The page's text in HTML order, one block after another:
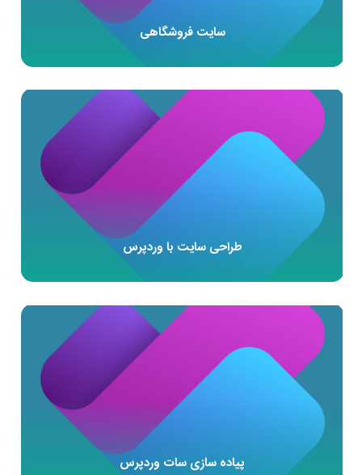
سایت فروشگاهی
طراحی سایت با وردپرس
پیاده سازی سات وردپرس